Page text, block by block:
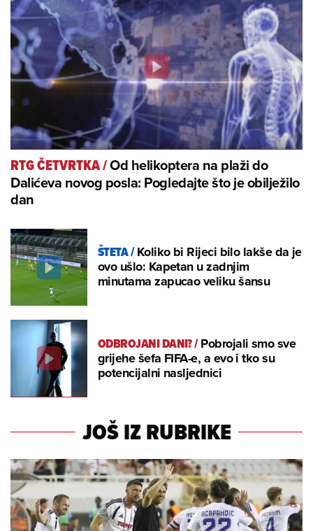
RTG ČETVRTKA/Od helikoptera na plaži do
Dalićeva novog posla: Pogledajte što je obilježilo
dan
ŠTETA/Koliko bi Rijeci bilo lakše da je
ovo ušlo: Kapetan u zadnjim
minutama zapucao veliku šansu
ODBROJANI DANI?/Pobrojali smo sve
grijehe šefa FIFA-e, a evo i tko su
potencijalni nasljednici
JOŠ IZ RUBRIKE